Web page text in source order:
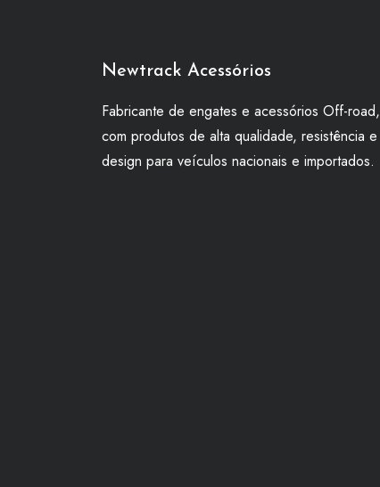
Newtrack Acessórios
Fabricante de engates e acessórios Off-road,
com produtos de alta qualidade, resistência e
design para veículos nacionais e importados.